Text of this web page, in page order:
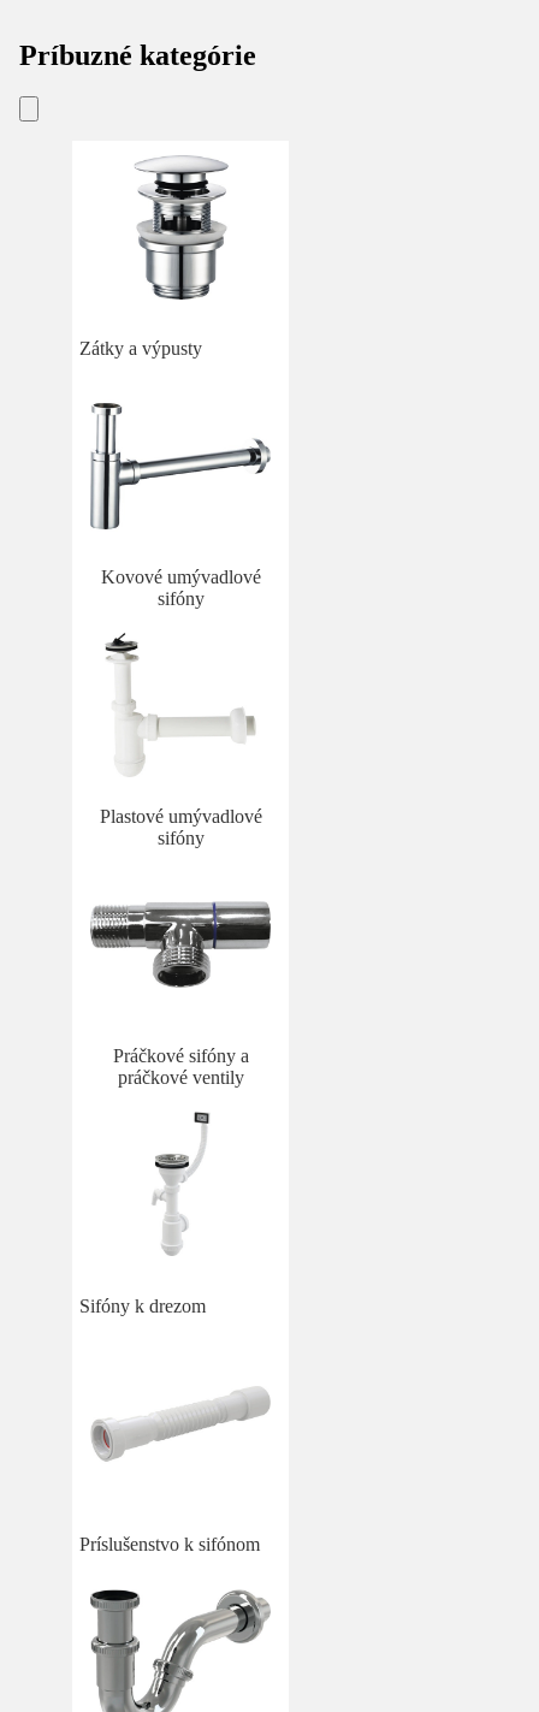
Príbuzné kategórie
Zátky a výpusty
Kovové umývadlové
sifóny
Plastové umývadlové
sifóny
Práčkové sifóny a
práčkové ventily
Sifóny k drezom
Príslušenstvo k sifónom